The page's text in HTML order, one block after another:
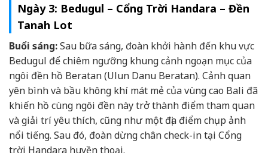
Ngày 3: Bedugul – Cổng Trời Handara – Đền
Tanah Lot
Buổi sáng:Sau bữa sáng, đoàn khởi hành đến khu vực
Bedugul để chiêm ngưỡng khung cảnh ngoạn mục của
ngôi đền hồ Beratan (Ulun Danu Beratan). Cảnh quan
yên bình và bầu không khí mát mẻ của vùng cao Bali đã
khiến hồ cùng ngôi đền này trở thành điểm tham quan
và giải trí yêu thích, cũng như một địa điểm chụp ảnh
nổi tiếng. Sau đó, đoàn dừng chân check-in tại Cổng
trời Handara huyền thoại.